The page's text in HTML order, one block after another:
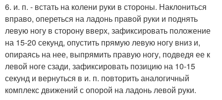
6. и. п. - встать на колени руки в стороны. Наклониться
вправо, опереться на ладонь правой руки и поднять
левую ногу в сторону вверх, зафиксировать положение
на 15-20 секунд, опустить прямую левую ногу вниз и,
опираясь на нее, выпрямить правую ногу, подведя ее к
левой ноге сзади, зафиксировать позицию на 10-15
секунд и вернуться в и. п. повторить аналогичный
комплекс движений с опорой на ладонь левой руки.